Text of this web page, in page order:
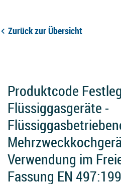
Zurück zur Übersicht
Produktcode
Flüssiggasgeräte -
Verwendung im
Fassung EN